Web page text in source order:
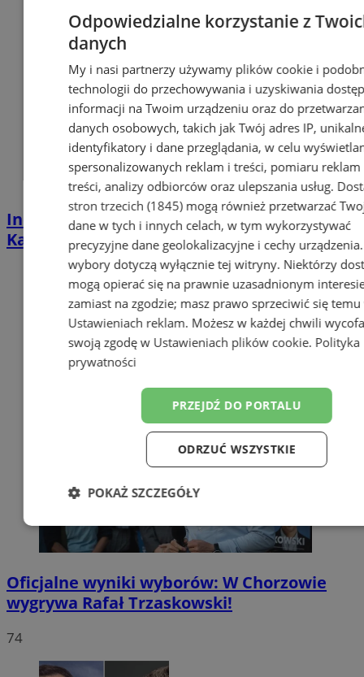
Industrialna podróż przez Chorzów i
Katowice. Nadchodzi HUTBANA 2026
Oficjalne wyniki wyborów: W Chorzowie
wygrywa Rafał Trzaskowski!
74
Odpowiedzialne korzystanie z
danych
My i nasi partnerzy używamy plików cookie i
technologii do przechowywania i uzyskiwania
informacji na Twoim urządzeniu oraz do
danych osobowych, takich jak Twój adres IP,
identyfikatory i dane przeglądania, w celu
spersonalizowanych reklam i treści, pomiaru reklam
treści, analizy odbiorców oraz ulepszania usług.
stron trzecich (1845)mogą również przetwarzać
dane w tych i innych celach, w tym wykorzystywać
precyzyjne dane geolokalizacyjne i cechy
wybory dotyczą wyłącznie tej witryny. Niektórzy
mogą opierać się na prawnie uzasadnionym
zamiast na zgodzie; masz prawo sprzeciwić się temu
Ustawieniach reklam. Możesz w każdej chwili
swoją zgodę w Ustawieniach plików cookie. Polityka
prywatności
PRZEJDŹ DO PORTALU
ODRZUĆ WSZYSTKIE
POKAŻ SZCZEGÓŁY
Niezbędne Wydajność
Funkcjonalność